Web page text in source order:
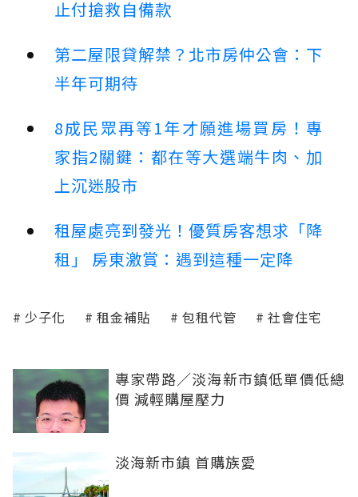
止付搶救自備款
第二屋限貸解禁？北市房仲公會：下
半年可期待
8成民眾再等1年才願進場買房！專
家指2關鍵：都在等大選端牛肉、加
上沉迷股市
租屋處亮到發光！優質房客想求「降
租」 房東激賞：遇到這種一定降
少子化 租金補貼 包租代管 社會住宅
專家帶路／淡海新市鎮低單價低總
價 減輕購屋壓力
淡海新市鎮 首購族愛